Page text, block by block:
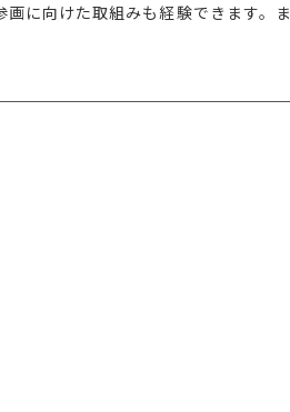
に向けた取組みも経験できます。ま